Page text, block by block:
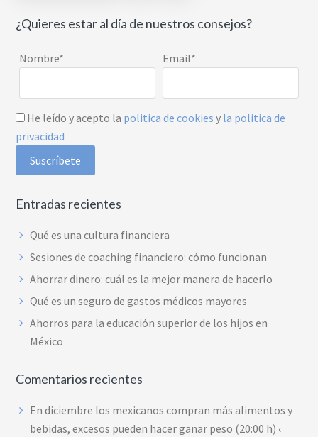
¿Quieres estar al día de nuestros consejos?
Nombre* Email*
He leído y acepto la politica de cookies y la politica de
privacidad
Entradas recientes
Qué es una cultura financiera
Sesiones de coaching financiero: cómo funcionan
Ahorrar dinero: cuál es la mejor manera de hacerlo
Qué es un seguro de gastos médicos mayores
Ahorros para la educación superior de los hijos en
México
Comentarios recientes
En diciembre los mexicanos compran más alimentos y
bebidas, excesos pueden hacer ganar peso (20:00 h) ‹